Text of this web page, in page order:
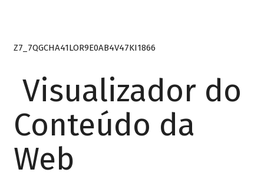
Z7_7QGCHA41LOR9E0AB4V47KI1866
Visualizador do
Conteúdo da
Web